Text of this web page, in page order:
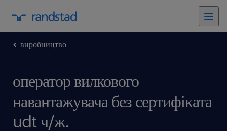
виробництво
оператор вилкового
навантажувача без сертифіката
udt ч/ж.